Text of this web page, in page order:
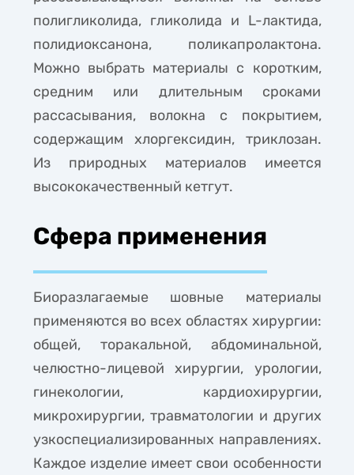
полигликолида, гликолида и L-лактида,
полидиоксанона, поликапролактона.
Можно выбрать материалы с коротким,
средним или длительным сроками
рассасывания, волокна с покрытием,
содержащим хлоргексидин, триклозан.
Из природных материалов имеется
высококачественный кетгут.
Сфера применения
Биоразлагаемые шовные материалы
применяются во всех областях хирургии:
общей, торакальной, абдоминальной,
челюстно-лицевой хирургии, урологии,
гинекологии, кардиохирургии,
микрохирургии, травматологии и других
узкоспециализированных направлениях.
Каждое изделие имеет свои особенности